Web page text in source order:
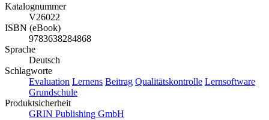
Katalognummer
V26022
ISBN (eBook)
9783638284868
Sprache
Deutsch
Schlagworte
Evaluation Lernens Beitrag Qualitätskontrolle Lernsoftware
Grundschule
Produktsicherheit
GRIN Publishing GmbH